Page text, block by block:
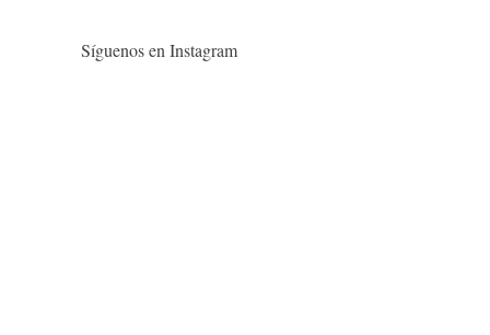
Síguenos en Instagram